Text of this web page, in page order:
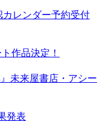
カレンダー予約受付
作品決定！
未来屋書店・アシー
発表